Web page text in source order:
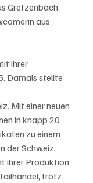
Gretzenbach
aus
ihrer
Damals stellte
Mit einer neuen
in knapp 20
zu einem
der Schweiz.
ihrer Produktion
trotz